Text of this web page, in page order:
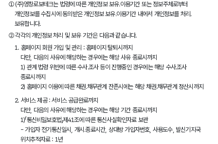
①(주)영창로보테크는 법령에 따른 개인정보 보유․이용기간 또는 정보주체로부터
개인정보를 수집시에 동의받은 개인정보 보유․이용기간 내에서 개인정보를 처리․
보유합니다.
②각각의 개인정보 처리 및 보유 기간은 다음과 같습니다.
1. 홈페이지 회원 가입 및 관리 : 홈페이지 탈퇴시까지
다만, 다음의 사유에 해당하는 경우에는 해당 사유 종료시까지
1) 관계 법령 위반에 따른 수사․조사 등이 진행중인 경우에는 해당 수사․조사
종료시까지
2) 홈페이지 이용에 따른 채권․채무관계 잔존시에는 해당 채권․채무관계 정산시까지
2. 서비스 제공 : 서비스 공급완료까지
다만, 다음의 사유에 해당하는 경우에는 해당 기간 종료시까지
1)「통신비밀보호법」제41조에 따른 통신사실확인자료 보관
- 가입자 전기통신일시, 개시․종료시간, 상대방 가입자번호, 사용도수, 발신기지국
위치추적자료 : 1년